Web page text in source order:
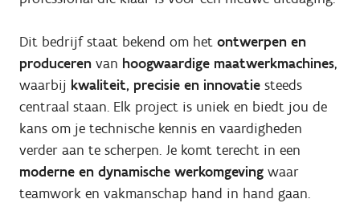
Dit bedrijf staat bekend om het ontwerpen en
produceren van hoogwaardige maatwerkmachines,
waarbij kwaliteit, precisie en innovatie steeds
centraal staan. Elk project is uniek en biedt jou de
kans om je technische kennis en vaardigheden
verder aan te scherpen. Je komt terecht in een
moderne en dynamische werkomgeving waar
teamwork en vakmanschap hand in hand gaan.